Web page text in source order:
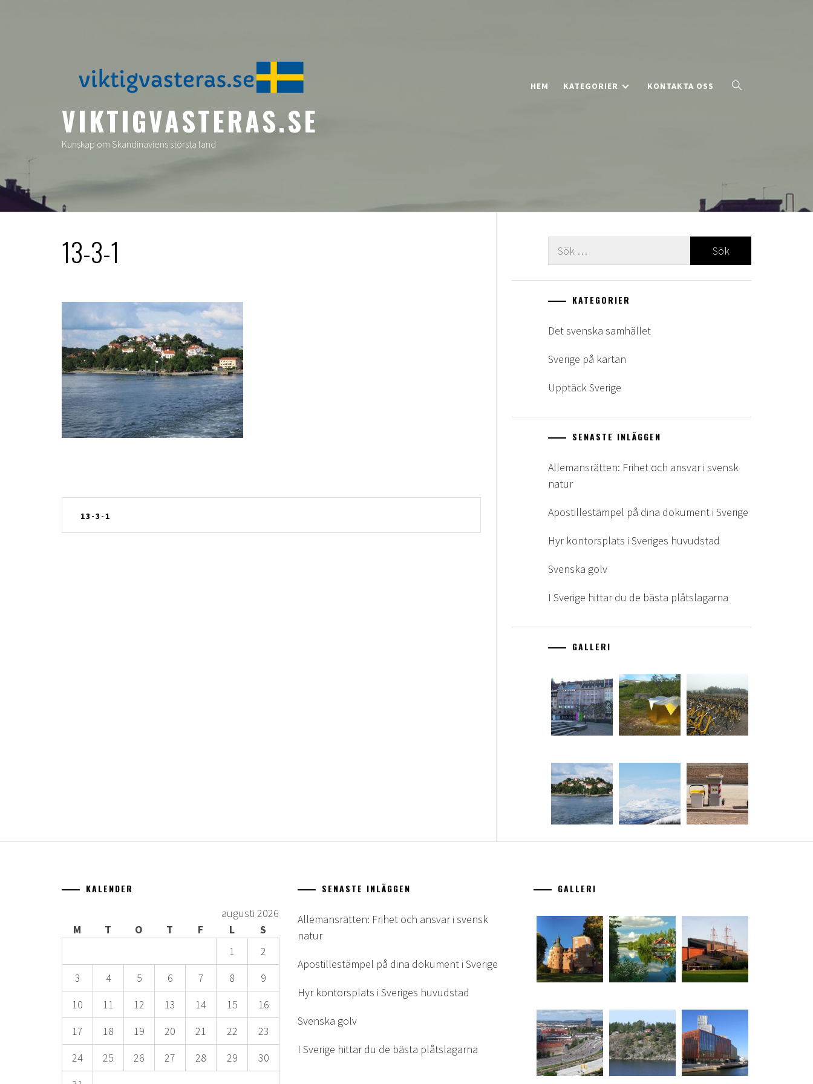
VIKTIGVASTERAS.SE
Kunskap om Skandinaviens största land
HEM KATEGORIER KONTAKTA OSS
13-3-1
Inläggsnavigering
13-3-1
Sök
KATEGORIER
Det svenska samhället
Sverige på kartan
Upptäck Sverige
SENASTE INLÄGGEN
Allemansrätten: Frihet och ansvar i svensk
natur
Apostillestämpel på dina dokument i Sverige
Hyr kontorsplats i Sveriges huvudstad
Svenska golv
I Sverige hittar du de bästa plåtslagarna
GALLERI
KALENDER
augusti 2026
M
T O T F L
S
1
2
3
4 5 6 7 8
9
10
11 12 13 14 15
16
17
18 19 20 21 22
23
24
25 26 27 28 29
30
SENASTE INLÄGGEN
Allemansrätten: Frihet och ansvar i svensk
natur
Apostillestämpel på dina dokument i Sverige
Hyr kontorsplats i Sveriges huvudstad
Svenska golv
I Sverige hittar du de bästa plåtslagarna
GALLERI